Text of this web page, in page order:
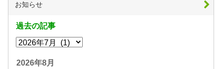
お知らせ
過去の記事
2026年8月